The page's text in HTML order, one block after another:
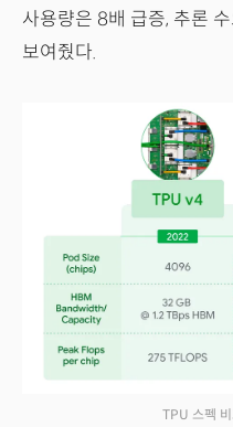
사용량은 8배 급증, 추론
보여줬다.
TPU 스펙